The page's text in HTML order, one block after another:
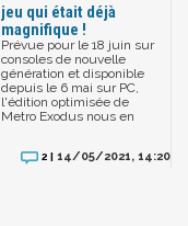
jeu qui était déjà
magnifique !
Prévue pour le 18 juin sur
consoles de nouvelle
génération et disponible
depuis le 6 mai sur PC,
l'édition optimisée de
Metro Exodus nous en
2 | 14/05/2021, 14:20